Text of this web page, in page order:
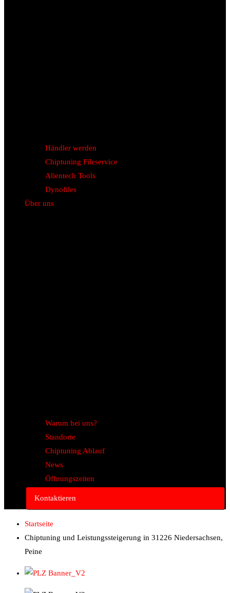
Händler werden
Chiptuning Fileservice
Alientech Tools
Dynofiles
Über uns
Warum bei uns?
Standorte
Chiptuning Ablauf
News
Öffnungszeiten
Kontaktieren
Startseite
Chiptuning und Leistungssteigerung in 31226 Niedersachsen,
Peine